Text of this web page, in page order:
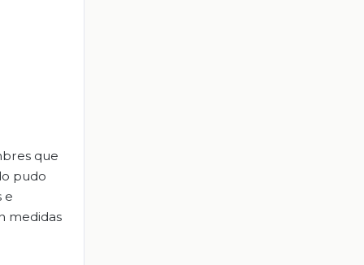
que
pudo
e
medidas